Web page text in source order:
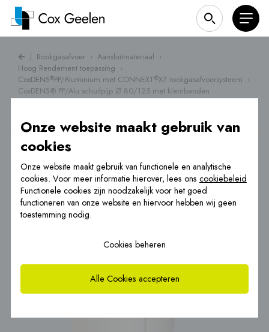
| Rookgasafvoer › Aansluitmateriaal ›
Hoog Rendement toepassing ›
CoxDENS®PP/Aluminium met CONNEXT®X7 rookgasafvoersysteem ›
CoxDENS® PP/Alu schuifpijp Ø 80/125 met klembanden
Onze website maakt gebruik van
cookies
Onze website maakt gebruik van functionele en analytische
cookies. Voor meer informatie hierover, lees ons cookiebeleid
Functionele cookies zijn noodzakelijk voor het goed
functioneren van onze website en hiervoor hebben wij geen
toestemming nodig.
Cookies beheren
Alle Cookies accepteren